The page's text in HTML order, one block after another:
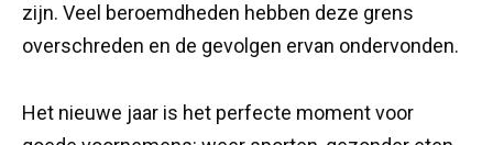
zijn. Veel beroemdheden hebben deze grens
overschreden en de gevolgen ervan ondervonden.
Het nieuwe jaar is het perfecte moment voor